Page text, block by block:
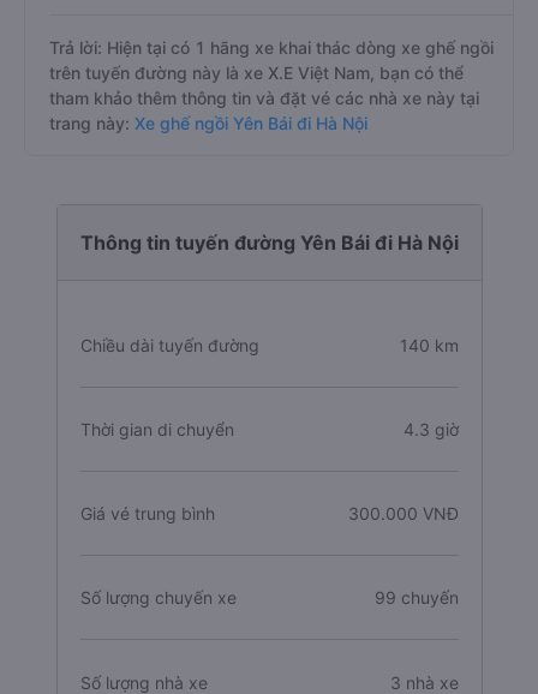
Trả lời: Hiện tại có 1 hãng xe khai thác dòng xe ghế ngồi
trên tuyến đường này là xe X.E Việt Nam, bạn có thể
tham khảo thêm thông tin và đặt vé các nhà xe này tại
trang này: Xe ghế ngồi Yên Bái đi Hà Nội
Thông tin tuyến đường Yên Bái đi Hà Nội
Chiều dài tuyến đường 140 km
Thời gian di chuyển 4.3 giờ
Giá vé trung bình 300.000 VNĐ
Số lượng chuyến xe 99 chuyến
Số lượng nhà xe 3 nhà xe